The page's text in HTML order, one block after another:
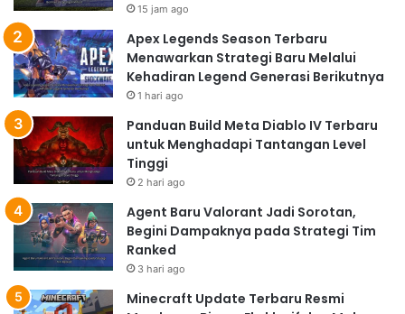
15 jam ago
Apex Legends Season Terbaru
Menawarkan Strategi Baru Melalui
Kehadiran Legend Generasi Berikutnya
1 hari ago
Panduan Build Meta Diablo IV Terbaru
untuk Menghadapi Tantangan Level
Tinggi
2 hari ago
Agent Baru Valorant Jadi Sorotan,
Begini Dampaknya pada Strategi Tim
Ranked
3 hari ago
Minecraft Update Terbaru Resmi